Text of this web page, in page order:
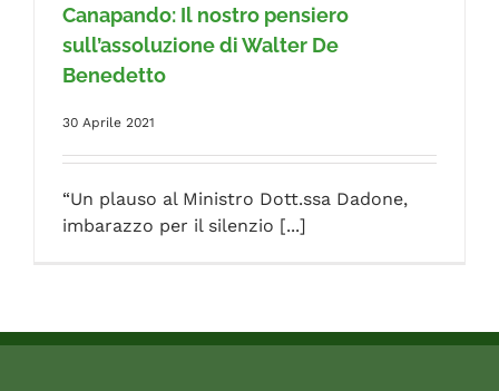
Canapando: Il nostro pensiero
sull’assoluzione di Walter De
Benedetto
30 Aprile 2021
“Un plauso al Ministro Dott.ssa Dadone,
imbarazzo per il silenzio [...]